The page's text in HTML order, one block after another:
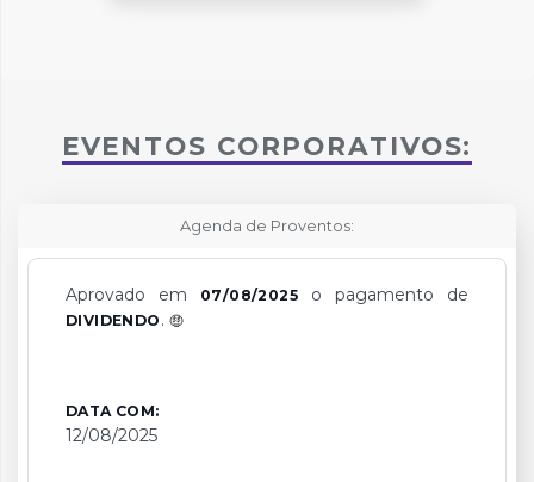
EVENTOS CORPORATIVOS:
Agenda de Proventos:
Aprovado em 07/08/2025 o pagamento de
DIVIDENDO .
DATA COM:
12/08/2025